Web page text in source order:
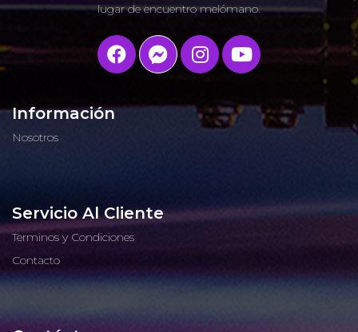
lugar de encuentro melómano.
Información
Nosotros
Servicio Al Cliente
Terminos y Condiciones
Contacto